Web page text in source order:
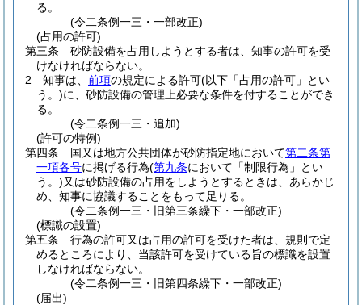
る。
(令二条例一三・一部改正)
(占用の許可)
第三条
砂防設備を占用しようとする者は、知事の許可を受
けなければならない。
2
知事は、 前項の規定による許可(以下「占用の許可」とい
う。)に、砂防設備の管理上必要な条件を付することができ
る。
(令二条例一三・追加)
(許可の特例)
第四条
国又は地方公共団体が砂防指定地において第二条第
一項各号に掲げる行為(第九条において「制限行為」とい
う。)又は砂防設備の占用をしようとするときは、あらかじ
め、知事に協議することをもって足りる。
(令二条例一三・旧第三条繰下・一部改正)
(標識の設置)
第五条
行為の許可又は占用の許可を受けた者は、規則で定
めるところにより、当該許可を受けている旨の標識を設置
しなければならない。
(令二条例一三・旧第四条繰下・一部改正)
(届出)